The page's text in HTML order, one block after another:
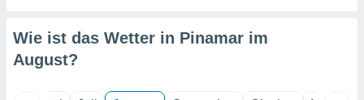
zur
Wie ist das Wetter in Pinamar im
August?